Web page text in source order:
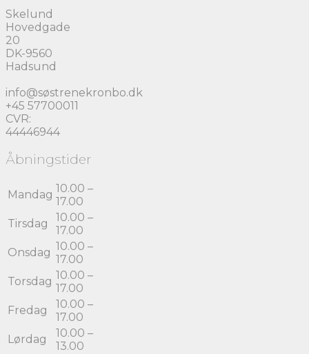
Skelund
Hovedgade
20
DK-9560
Hadsund
info@søstrenekronbo.dk
+45 57700011
CVR:
44446944
Åbningstider
Mandag 10.00 –
17.00
Tirsdag
10.00 –
17.00
Onsdag 10.00 –
17.00
Torsdag 10.00 –
17.00
Fredag
10.00 –
17.00
Lørdag
10.00 –
13.00